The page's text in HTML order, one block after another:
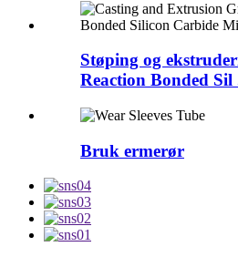
Støping og
Reaction Bonded Sil
Bruk ermerør